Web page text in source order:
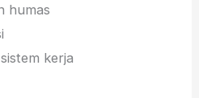
humas
kerja